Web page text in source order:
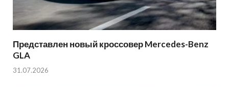
Представлен новый кроссовер Mercedes-Benz
GLA
31.07.2026